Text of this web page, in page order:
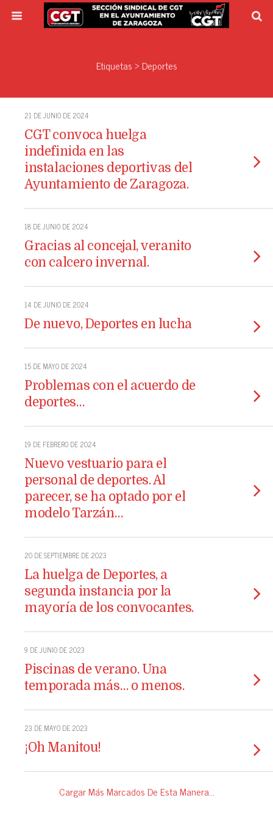
Etiquetas › Deportes
21 DE JUNIO DE 2024
CGT convoca huelga
indefinida en las
instalaciones deportivas del
Ayuntamiento de Zaragoza.
18 DE JUNIO DE 2024
Gracias al concejal, veranito
con calcero invernal.
14 DE JUNIO DE 2024
De nuevo, Deportes en lucha
15 DE MAYO DE 2024
Problemas con el acuerdo de
deportes…
19 DE FEBRERO DE 2024
Nuevo vestuario para el
personal de deportes. Al
parecer, se ha optado por el
modelo Tarzán…
20 DE SEPTIEMBRE DE 2023
La huelga de Deportes, a
segunda instancia por la
mayoría de los convocantes.
9 DE JUNIO DE 2023
Piscinas de verano. Una
temporada más… o menos.
23 DE MAYO DE 2023
¡Oh Manitou!
Cargar Más Marcados De Esta Manera…